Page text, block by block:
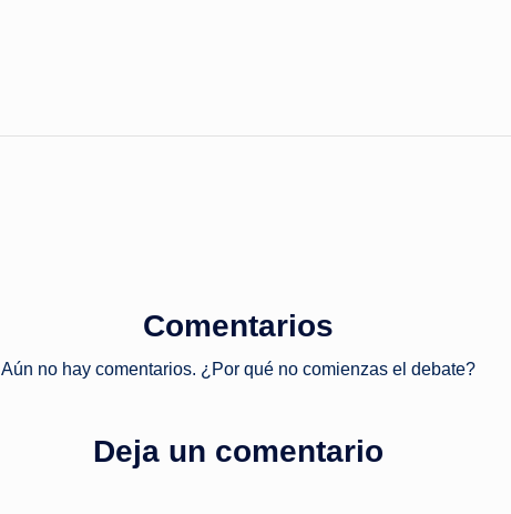
Comentarios
Aún no hay comentarios. ¿Por qué no comienzas el debate?
Deja un comentario